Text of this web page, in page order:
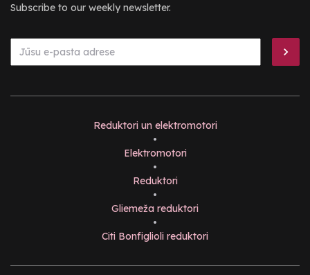
Subscribe to our weekly newsletter.
Reduktori un elektromotori
•
Elektromotori
•
Reduktori
•
Gliemeža reduktori
•
Citi Bonfiglioli reduktori